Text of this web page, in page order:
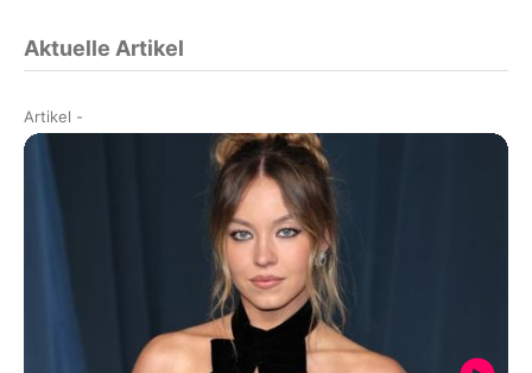
Aktuelle Artikel
Artikel -